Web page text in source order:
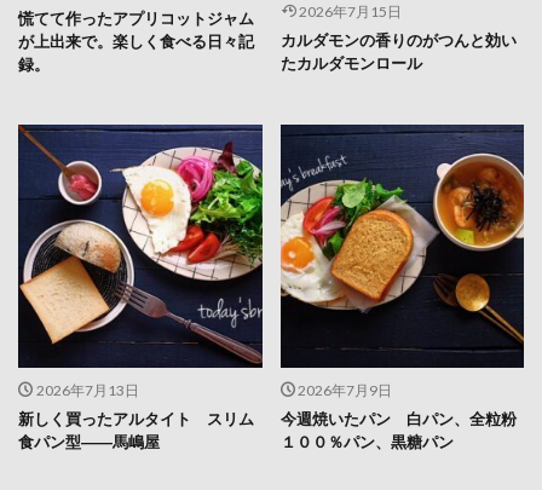
慌てて作ったアプリコットジャム
が上出来で。楽しく食べる日々記
録。
2026年7月15日
カルダモンの香りのがつんと効い
たカルダモンロール
2026年7月13日
新しく買ったアルタイト スリム
食パン型――馬嶋屋
2026年7月9日
今週焼いたパン 白パン、全粒粉
１００％パン、黒糖パン